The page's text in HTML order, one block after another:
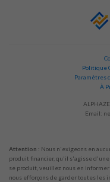
Politique
Paramètres
À
Email:
Attention : Nous n'exigeons en
produit financier, qu'il s'agisse
se produit, veuillez nous en
nous efforçons de garder toutes les